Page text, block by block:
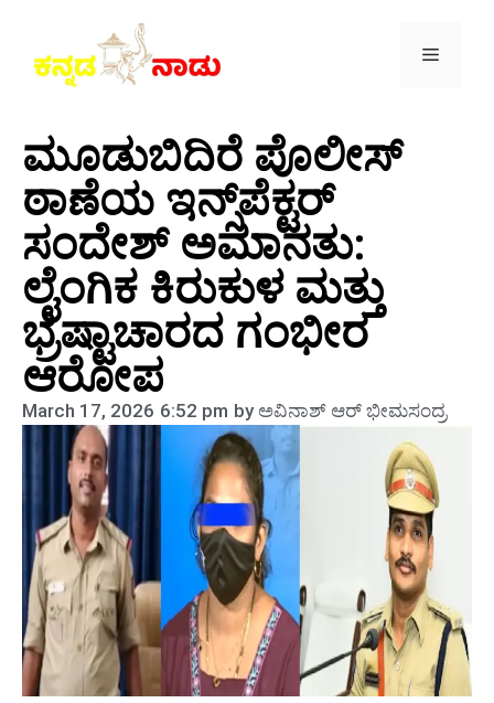
ಮೂಡುಬಿದಿರೆ ಪೊಲೀಸ್
ಠಾಣೆಯ ಇನ್ಸ್‌ಪೆಕ್ಟರ್
ಸಂದೇಶ್ ಅಮಾನತು:
ಲೈಂಗಿಕ ಕಿರುಕುಳ ಮತ್ತು
ಭ್ರಷ್ಟಾಚಾರದ ಗಂಭೀರ
ಆರೋಪ
March 17, 2026 6:52 pm byಅವಿನಾಶ್‌ ಆರ್‌ ಭೀಮಸಂದ್ರ